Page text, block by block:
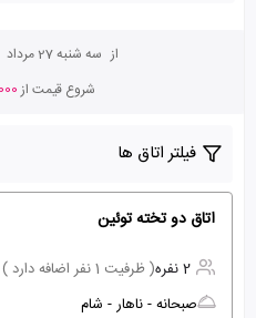
از سه شنبه 27 مرداد
شروع قیمت از
فیلتر اتاق ها
اتاق دو تخته توئین
2 نفره
( ظرفیت 1 نفر اضافه دارد )
صبحانه - ناهار - شام